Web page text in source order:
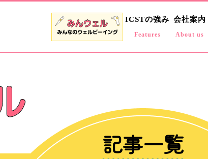
ICSTの強み
Features
会社案内
About us
記事一覧